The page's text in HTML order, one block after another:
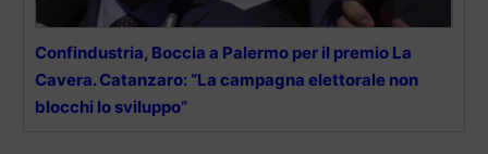
Confindustria, Boccia a Palermo per il premio La
Cavera. Catanzaro: “La campagna elettorale non
blocchi lo sviluppo”